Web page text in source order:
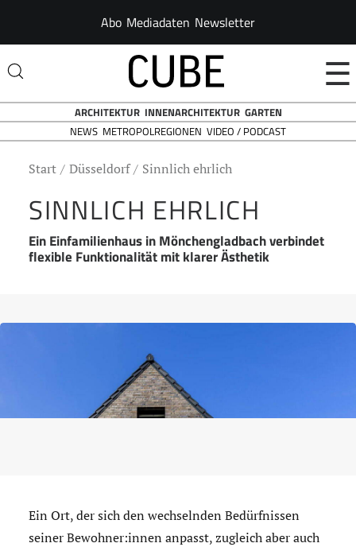
Abo Mediadaten Newsletter
☰
ARCHITEKTUR INNENARCHITEKTUR GARTEN
NEWS METROPOLREGIONEN VIDEO / PODCAST
Start Düsseldorf Sinnlich ehrlich
SINNLICH EHRLICH
Ein Einfamilienhaus in Mönchengladbach verbindet
flexible Funktionalität mit klarer Ästhetik
Ein Ort, der sich den wechselnden Bedürfnissen
seiner Bewohner:innen anpasst, zugleich aber auch